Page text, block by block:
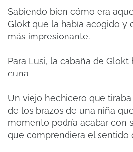
Sabiendo bien cómo era
Glokt que la había acogido y
más impresionante.
Para Lusi, la cabaña de Glokt
cuna.
Un viejo hechicero que
de los brazos de una niña
momento podría acabar con
que comprendiera el sentido